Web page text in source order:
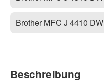
Brother MFC J 4410 DW
Beschreibung